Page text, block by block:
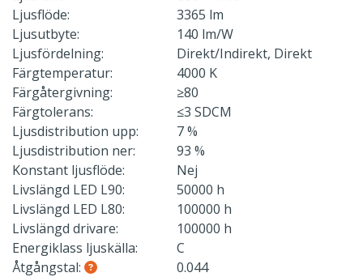
Ljusflöde:
3365 lm
Ljusutbyte:
140 lm/W
Ljusfördelning:
Direkt/Indirekt, Direkt
Färgtemperatur:
4000 K
Färgåtergivning:
≥80
Färgtolerans:
≤3 SDCM
Ljusdistribution upp:
7 %
Ljusdistribution ner:
93 %
Konstant ljusflöde:
Nej
Livslängd LED L90:
50000 h
Livslängd LED L80:
100000 h
Livslängd drivare:
100000 h
Energiklass ljuskälla:
C
Åtgångstal:
0.044